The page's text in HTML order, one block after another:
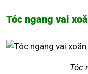
Tóc ngang vai
Tóc